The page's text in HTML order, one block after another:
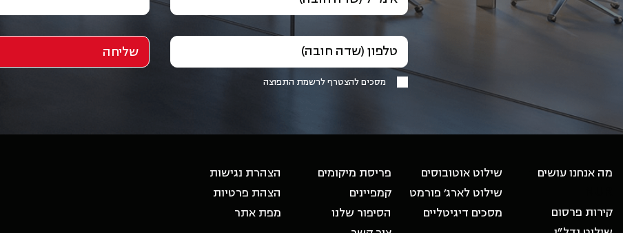
טלפון (שדה חובה)
מסכים להצטרף לרשמת התפוצה
מה אנחנו עושים
קירות פרסום
שילוט אוטובוסים
שילוט לארג׳ פורמט
מסכים דיגיטליים
פריסת מיקומים
קמפיינים
הסיפור שלנו
הצהרת נגישות
הצהת פרטיות
מפת אתר